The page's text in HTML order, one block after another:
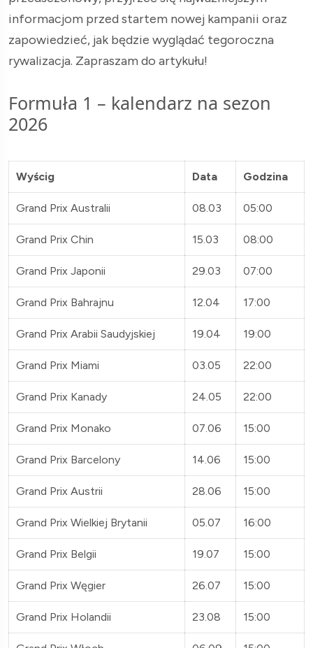
informacjom przed startem nowej kampanii oraz
zapowiedzieć, jak będzie wyglądać tegoroczna
rywalizacja. Zapraszam do artykułu!
Formuła 1 – kalendarz na sezon
2026
Wyścig Data Godzina
Grand Prix Australii 08.03 05:00
Grand Prix Chin 15.03 08:00
Grand Prix Japonii 29.03 07:00
Grand Prix Bahrajnu 12.04 17:00
Grand Prix Arabii Saudyjskiej 19.04 19:00
Grand Prix Miami 03.05 22:00
Grand Prix Kanady 24.05 22:00
Grand Prix Monako 07.06 15:00
Grand Prix Barcelony 14.06 15:00
Grand Prix Austrii 28.06 15:00
Grand Prix Wielkiej Brytanii 05.07 16:00
Grand Prix Belgii 19.07 15:00
Grand Prix Węgier 26.07 15:00
Grand Prix Holandii 23.08 15:00